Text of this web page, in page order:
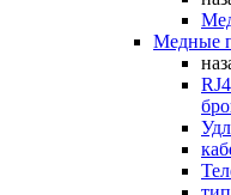
Медные